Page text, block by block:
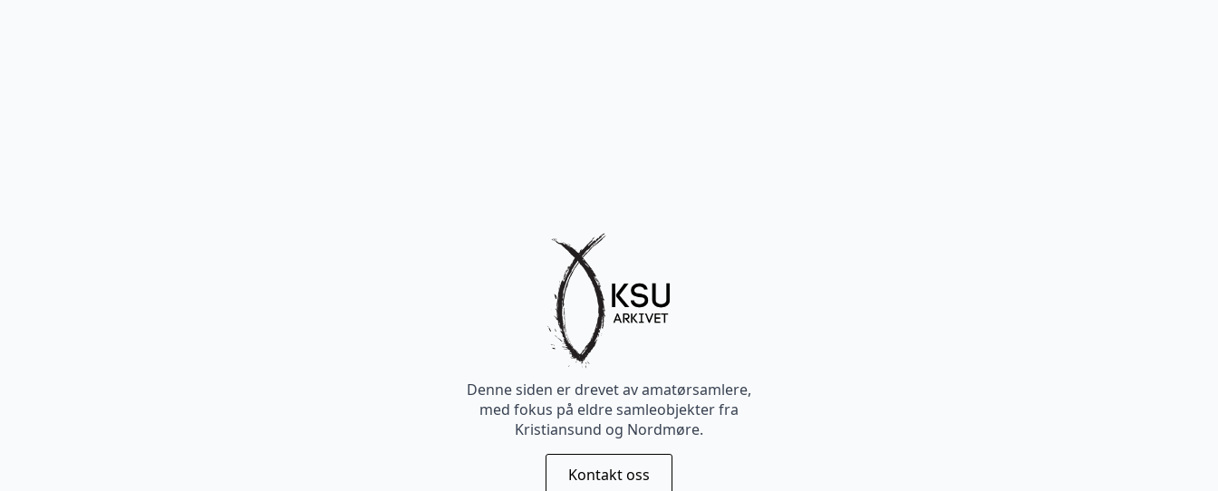
Denne siden er drevet av amatørsamlere,
med fokus på eldre samleobjekter fra
Kristiansund og Nordmøre.
Kontakt oss